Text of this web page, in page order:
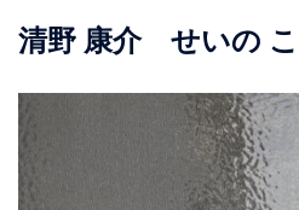
清野 康介 せいの